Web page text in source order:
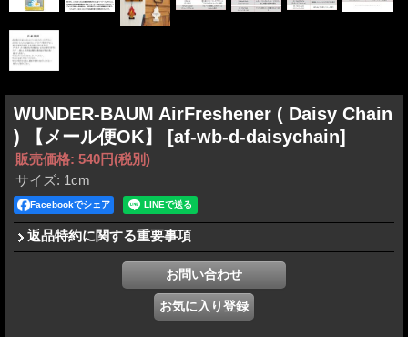
WUNDER-BAUM AirFreshener ( Daisy Chain
) 【メール便OK】
[af-wb-d-daisychain]
販売価格: 540円(税別)
サイズ: 1cm
Facebookでシェア
返品特約に関する重要事項